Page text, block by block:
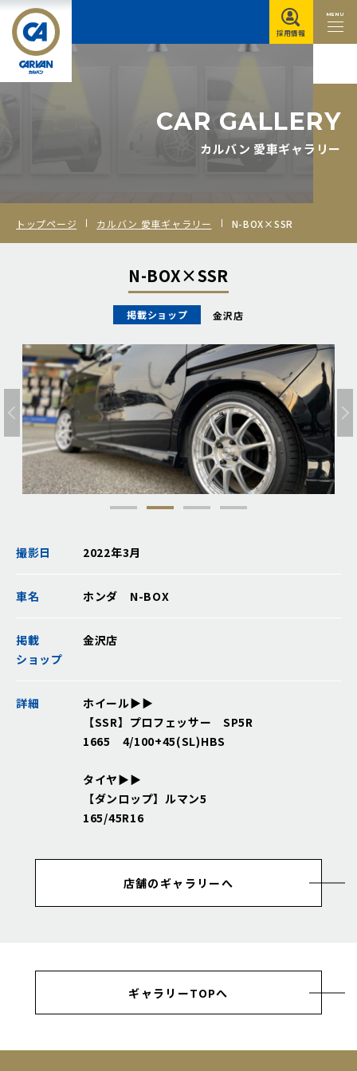
MENU
採用情報
CAR GALLERY
カルバン 愛車ギャラリー
トップページ カルバン 愛車ギャラリー N-BOX×SSR
N-BOX×SSR
掲載ショップ 金沢店
撮影日 2022年3月
車名 ホンダ N-BOX
掲載
ショップ
金沢店
詳細
ホイール▶▶
【SSR】プロフェッサー SP5R
1665 4/100+45(SL)HBS
タイヤ▶▶
【ダンロップ】ルマン5
165/45R16
店舗のギャラリーへ
ギャラリーTOPへ